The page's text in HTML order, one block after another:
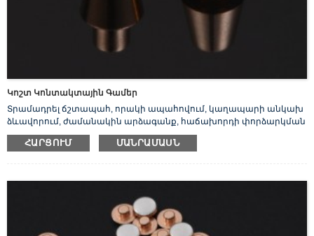
Կոշտ Կոնտակտային Գամեր
Տրամադրել ճշտապահ, որակի ապահովում, կաղապարի անկախ
ձևավորում, ժամանակին արձագանք, հաճախորդի փորձարկման
փոխարեն, արտադրանքի կազմի վերլուծություն:
ՀԱՐՑՈՒՄ ՄԱՆՐԱՄԱՍՆ